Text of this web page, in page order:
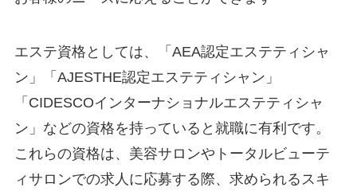
エステ資格としては、「AEA認定エステティシャ
ン」「AJESTHE認定エステティシャン」
「CIDESCOインターナショナルエステティシャ
ン」などの資格を持っていると就職に有利です。
これらの資格は、美容サロンやトータルビューテ
ィサロンでの求人に応募する際、求められるスキ